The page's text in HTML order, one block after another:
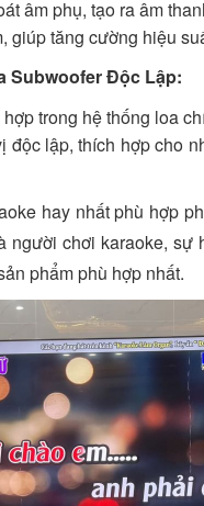
âm phụ, tạo ra âm
giúp tăng cường hiệu
Subwoofer Độc Lập:
trong hệ thống loa
độc lập, thích hợp cho
hay nhất phù hợp
chơi karaoke,
phẩm phù hợp nhất.